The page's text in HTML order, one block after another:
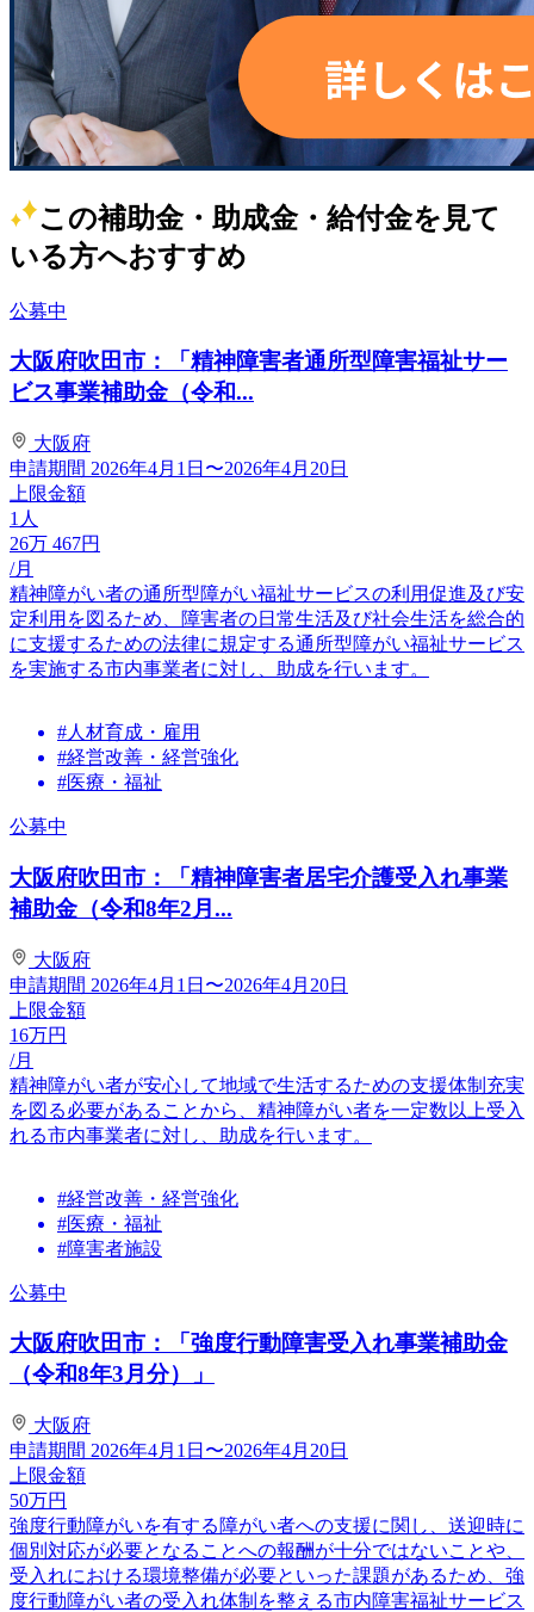
この補助金・助成金・給付金を見て
いる方へおすすめ
公募中
大阪府吹田市：「精神障害者通所型障害福祉サー
ビス事業補助金（令和...
大阪府
申請期間 2026年4月1日〜2026年4月20日
上限金額
1人
26万 467円
/月
精神障がい者の通所型障がい福祉サービスの利用促進及び安
定利用を図るため、障害者の日常生活及び社会生活を総合的
に支援するための法律に規定する通所型障がい福祉サービス
を実施する市内事業者に対し、助成を行います。
#人材育成・雇用
#経営改善・経営強化
#医療・福祉
公募中
大阪府吹田市：「精神障害者居宅介護受入れ事業
補助金（令和8年2月...
大阪府
申請期間 2026年4月1日〜2026年4月20日
上限金額
16万円
/月
精神障がい者が安心して地域で生活するための支援体制充実
を図る必要があることから、精神障がい者を一定数以上受入
れる市内事業者に対し、助成を行います。
#経営改善・経営強化
#医療・福祉
#障害者施設
公募中
大阪府吹田市：「強度行動障害受入れ事業補助金
（令和8年3月分）」
大阪府
申請期間 2026年4月1日〜2026年4月20日
上限金額
50万円
強度行動障がいを有する障がい者への支援に関し、送迎時に
個別対応が必要となることへの報酬が十分ではないことや、
受入れにおける環境整備が必要といった課題があるため、強
度行動障がい者の受入れ体制を整える市内障害福祉サービス